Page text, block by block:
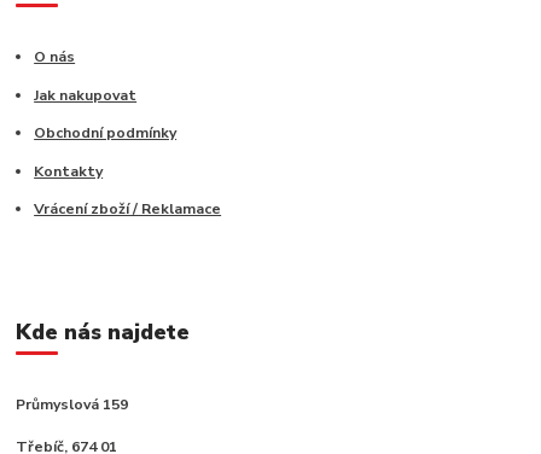
O nás
Jak nakupovat
Obchodní podmínky
Kontakty
Vrácení zboží / Reklamace
Kde nás najdete
Průmyslová 159
Třebíč, 674 01